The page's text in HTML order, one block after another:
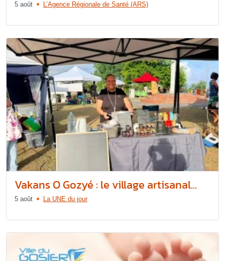
5 août L’Agence Régionale de Santé (ARS)
Vakans O Gozyé : le village artisanal...
5 août La UNE du jour